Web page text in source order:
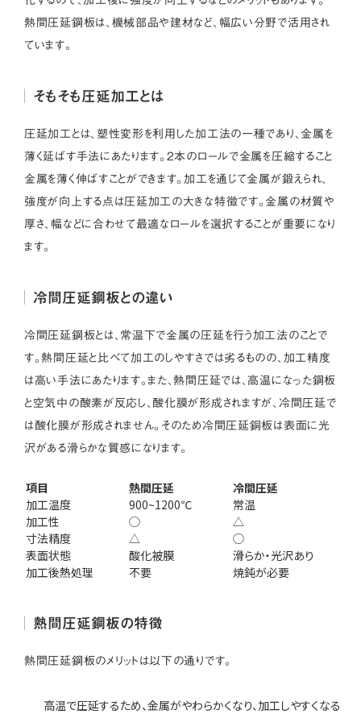
熱間圧延鋼板は、機械部品や建材など、幅広い分野で活用され
ています。
そもそも圧延加工とは
圧延加工とは、塑性変形を利用した加工法の一種であり、金属を
薄く延ばす手法にあたります。2本のロールで金属を圧縮すること
金属を薄く伸ばすことができます。加工を通じて金属が鍛えられ、
強度が向上する点は圧延加工の大きな特徴です。金属の材質や
厚さ、幅などに合わせて最適なロールを選択することが重要になり
ます。
冷間圧延鋼板との違い
冷間圧延鋼板とは、常温下で金属の圧延を行う加工法のことで
す。熱間圧延と比べて加工のしやすさでは劣るものの、加工精度
は高い手法にあたります。また、熱間圧延では、高温になった鋼板
と空気中の酸素が反応し、酸化膜が形成されますが、冷間圧延で
は酸化膜が形成されません。そのため冷間圧延銅板は表面に光
沢がある滑らかな質感になります。
項目 熱間圧延
冷間圧延
加工温度
900~1200℃
常温
加工性
◯
△
寸法精度
△
◯
表面状態
酸化被膜
滑らか・光沢あり
加工後熱処理
不要 焼鈍が必要
熱間圧延鋼板の特徴
熱間圧延鋼板のメリットは以下の通りです。
高温で圧延するため、金属がやわらかくなり、加工しやすくなる